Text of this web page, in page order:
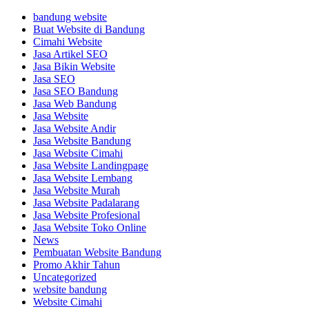
bandung website
Buat Website di Bandung
Cimahi Website
Jasa Artikel SEO
Jasa Bikin Website
Jasa SEO
Jasa SEO Bandung
Jasa Web Bandung
Jasa Website
Jasa Website Andir
Jasa Website Bandung
Jasa Website Cimahi
Jasa Website Landingpage
Jasa Website Lembang
Jasa Website Murah
Jasa Website Padalarang
Jasa Website Profesional
Jasa Website Toko Online
News
Pembuatan Website Bandung
Promo Akhir Tahun
Uncategorized
website bandung
Website Cimahi